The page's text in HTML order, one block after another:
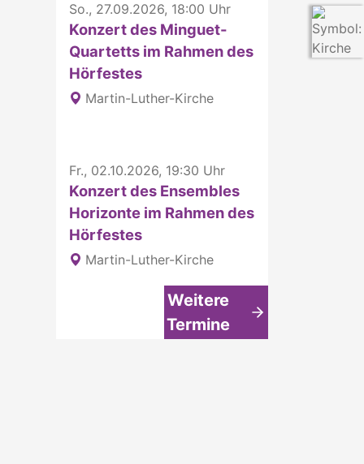
So., 27.09.2026, 18:00 Uhr
Konzert des Minguet-
Quartetts im Rahmen des
Hörfestes
Martin-Luther-Kirche
Fr., 02.10.2026, 19:30 Uhr
Konzert des Ensembles
Horizonte im Rahmen des
Hörfestes
Martin-Luther-Kirche
Weitere
Termine